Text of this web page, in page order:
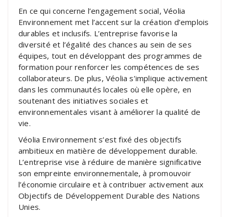
En ce qui concerne l’engagement social, Véolia
Environnement met l’accent sur la création d’emplois
durables et inclusifs. L’entreprise favorise la
diversité et l’égalité des chances au sein de ses
équipes, tout en développant des programmes de
formation pour renforcer les compétences de ses
collaborateurs. De plus, Véolia s’implique activement
dans les communautés locales où elle opère, en
soutenant des initiatives sociales et
environnementales visant à améliorer la qualité de
vie.
Véolia Environnement s’est fixé des objectifs
ambitieux en matière de développement durable.
L’entreprise vise à réduire de manière significative
son empreinte environnementale, à promouvoir
l’économie circulaire et à contribuer activement aux
Objectifs de Développement Durable des Nations
Unies.